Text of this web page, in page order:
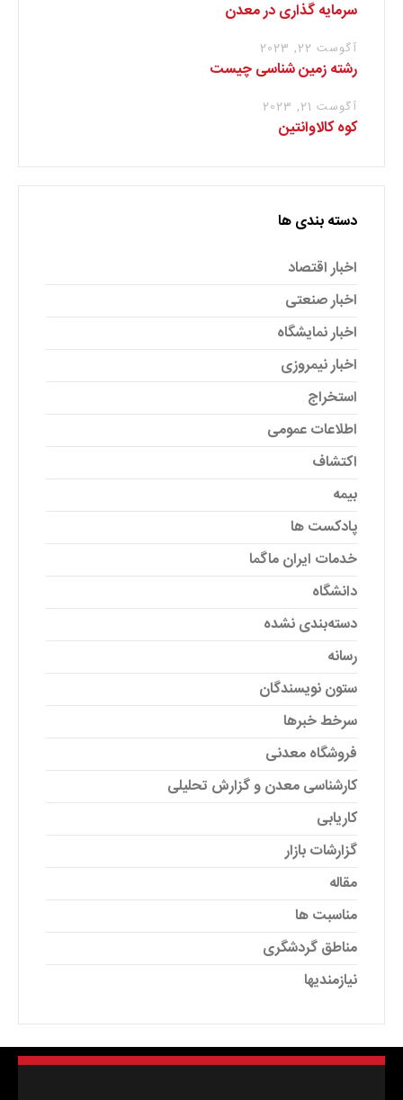
سرمایه گذاری در معدن
آگوست 22, 2023
رشته زمین شناسی چیست
آگوست 21, 2023
کوه کالاوانتین
دسته بندی ها
اخبار اقتصاد
اخبار صنعتی
اخبار نمایشگاه
اخبار نیمروزی
استخراج
اطلاعات عمومی
اکتشاف
بیمه
پادکست ها
خدمات ایران ماگما
دانشگاه
دسته‌بندی نشده
رسانه
ستون نویسندگان
سرخط خبرها
فروشگاه معدنی
کارشناسی معدن و گزارش تحلیلی
کاریابی
گزارشات بازار
مقاله
مناسبت ها
مناطق گردشگری
نیازمندیها